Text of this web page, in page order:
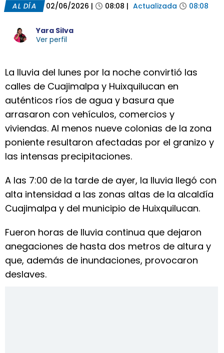
AL DÍA 02/06/2026 | 08:08 | Actualizada 08:08
Yara Silva
Ver perfil
La lluvia del lunes por la noche convirtió las
calles de Cuajimalpa y Huixquilucan en
auténticos ríos de agua y basura que
arrasaron con vehículos, comercios y
viviendas. Al menos nueve colonias de la zona
poniente resultaron afectadas por el granizo y
las intensas precipitaciones.
A las 7:00 de la tarde de ayer, la lluvia llegó con
alta intensidad a las zonas altas de la alcaldía
Cuajimalpa y del municipio de Huixquilucan.
Fueron horas de lluvia continua que dejaron
anegaciones de hasta dos metros de altura y
que, además de inundaciones, provocaron
deslaves.